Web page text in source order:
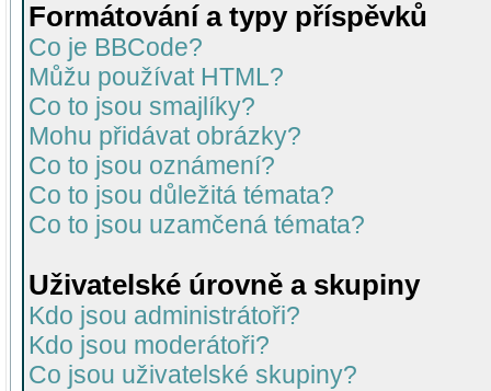
Formátování a typy příspěvků
Co je BBCode?
Můžu používat HTML?
Co to jsou smajlíky?
Mohu přidávat obrázky?
Co to jsou oznámení?
Co to jsou důležitá témata?
Co to jsou uzamčená témata?
Uživatelské úrovně a skupiny
Kdo jsou administrátoři?
Kdo jsou moderátoři?
Co jsou uživatelské skupiny?